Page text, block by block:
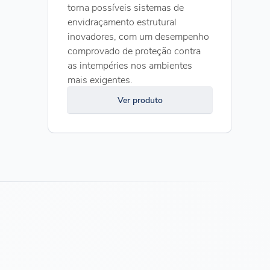
torna possíveis sistemas de
envidraçamento estrutural
inovadores, com um desempenho
comprovado de proteção contra
as intempéries nos ambientes
mais exigentes.
Ver produto